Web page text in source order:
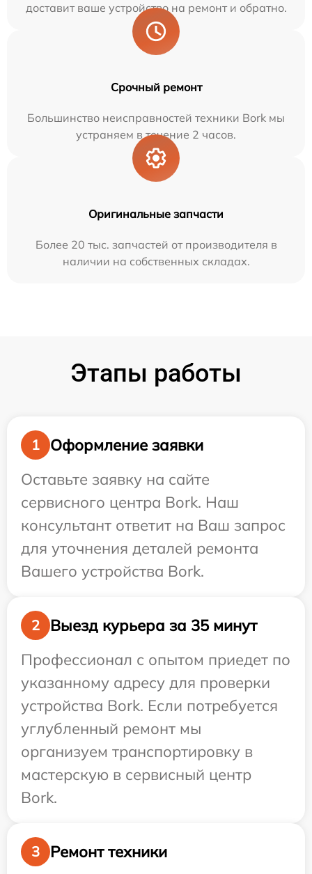
доставит ваше устройство на ремонт и обратно.
Срочный ремонт
Большинство неисправностей техники Bork мы
устраняем в течение 2 часов.
Оригинальные запчасти
Более 20 тыс. запчастей от производителя в
наличии на собственных складах.
Этапы работы
1
Оформление заявки
Оставьте заявку на сайте
сервисного центра Bork. Наш
консультант ответит на Ваш запрос
для уточнения деталей ремонта
Вашего устройства Bork.
2
Выезд курьера за 35 минут
Профессионал с опытом приедет по
указанному адресу для проверки
устройства Bork. Если потребуется
углубленный ремонт мы
организуем транспортировку в
мастерскую в сервисный центр
Bork.
3 Ремонт техники